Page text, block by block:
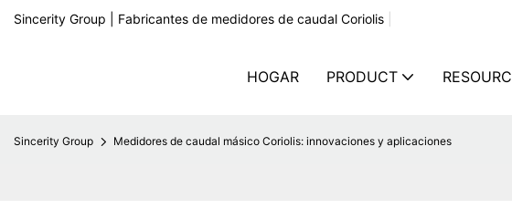
Sincerity Group | Fabricantes de medidores de caudal Coriolis
HOGAR PRODUCT
Sincerity Group Medidores de caudal másico Coriolis: innovaciones y aplicaciones